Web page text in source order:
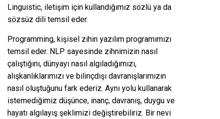
Linguistic, iletişim için kullandığımız sözlü ya da
sözsüz dili temsil eder.
Programming, kişisel zihin yazılım programımızı
temsil eder. NLP sayesinde zihnimizin nasıl
çalıştığını, dünyayı nasıl algıladığımızı,
alışkanlıklarımızı ve bilinçdışı davranışlarımızın
nasıl oluştuğunu fark ederiz. Aynı yolu kullanarak
istemediğimiz düşünce, inanç, davranış, duygu ve
hayatı algılayış şeklimizi değiştirebiliriz. Bir nevi